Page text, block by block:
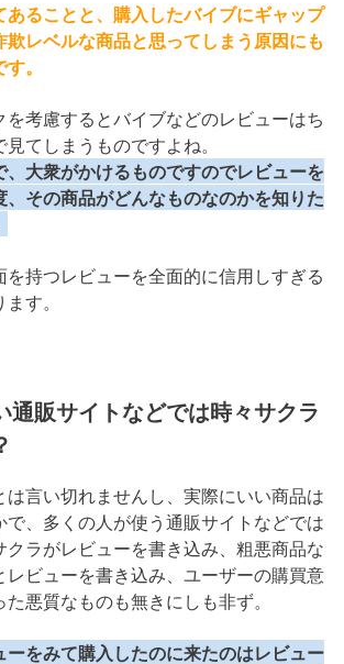
あることと、購入したバイブにギャップ
レベルな商品と思ってしまう原因にも
。
を考慮するとバイブなどのレビューはち
てしまうものですよね。
大衆がかけるものですのでレビューを
、その商品がどんなものなのかを知りた
持つレビューを全面的に信用しすぎる
す。
通販サイトなどでは時々サクラ
言い切れませんし、実際にいい商品は
で、多くの人が使う通販サイトなどでは
ラがレビューを書き込み、粗悪商品な
レビューを書き込み、ユーザーの購買意
悪質なものも無きにしも非ず。
ーをみて購入したのに来たのはレビュー